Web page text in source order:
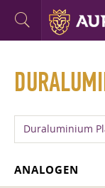
Duraluminium
ANALOGEN